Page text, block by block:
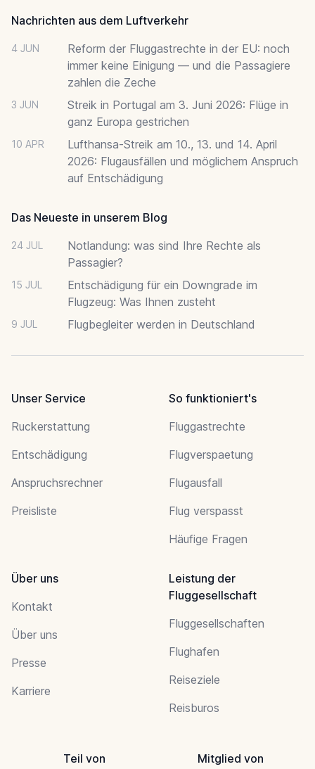
Nachrichten aus dem Luftverkehr
4 JUN
Reform der Fluggastrechte in der EU: noch
immer keine Einigung — und die Passagiere
zahlen die Zeche
3 JUN
Streik in Portugal am 3. Juni 2026: Flüge in
ganz Europa gestrichen
10 APR
Lufthansa-Streik am 10., 13. und 14. April
2026: Flugausfällen und möglichem Anspruch
auf Entschädigung
Das Neueste in unserem Blog
24 JUL
Notlandung: was sind Ihre Rechte als
Passagier?
15 JUL
Entschädigung für ein Downgrade im
Flugzeug: Was Ihnen zusteht
9 JUL Flugbegleiter werden in Deutschland
Unser Service
Ruckerstattung
Entschädigung
Anspruchsrechner
Preisliste
So funktioniert's
Fluggastrechte
Flugverspaetung
Flugausfall
Flug verspasst
Häufige Fragen
Über uns
Kontakt
Über uns
Presse
Karriere
Leistung der
Fluggesellschaft
Fluggesellschaften
Flughafen
Reiseziele
Reisburos
Teil von Mitglied von